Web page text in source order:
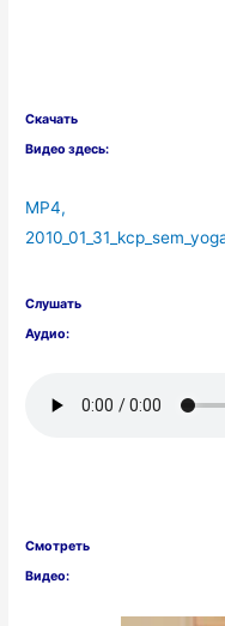
Скачать
Видео здесь:
MP4,
Слушать
Аудио:
Смотреть
Видео: